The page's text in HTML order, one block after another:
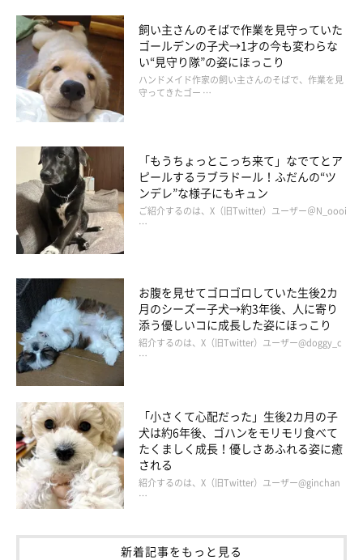
柴犬のここが好き #ここ柴部
飼い主さんのそばで作業を見守っていた
ゴールデンの子犬→1才の今も変わらな
い“見守り隊”の姿にほっこり
ハンドメイド作家の飼い主さんのそばで、作業を見
守ってきたゴー …
「もうちょっとこっち来て」なでてとア
ピールするラブラドール！ふだんの“ツ
ンデレ”な様子にもキュン
ご紹介するのは、X（旧Twitter）ユーザー＠N_oooi
…
お腹を見せてゴロゴロしていた生後2カ
月のシーズー子犬→約3年後、人に寄り
添う優しいコに成長した姿にほっこり
紹介するのは、X（旧Twitter）ユーザー@doggy_c
…
「小さくて心配だった」生後2カ月の子
犬は約6年後、ゴハンをモリモリ食べて
たくましく成長！優しさあふれる姿に癒
される
紹介するのは、X（旧Twitter）ユーザー@ginchan
…
新着記事をもっと見る